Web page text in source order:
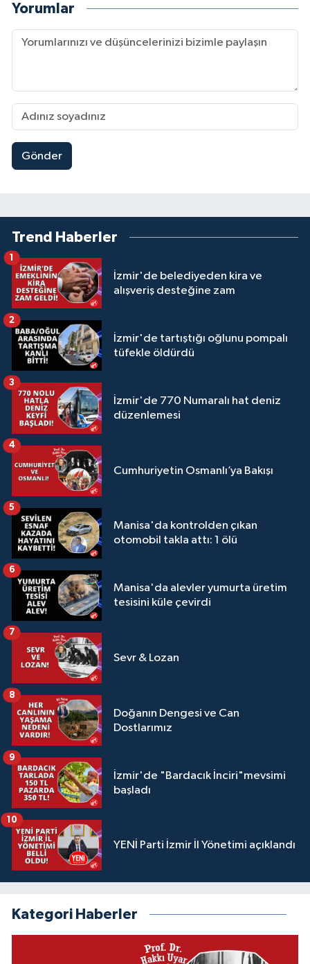
Yorumlar
Gönder
Trend Haberler
İzmir'de belediyeden kira ve
alışveriş desteğine zam
1
İzmir'de tartıştığı oğlunu pompalı
tüfekle öldürdü
2
İzmir'de 770 Numaralı hat deniz
düzenlemesi
3
Cumhuriyetin Osmanlı’ya Bakışı
4
Manisa'da kontrolden çıkan
otomobil takla attı: 1 ölü
5
Manisa'da alevler yumurta üretim
tesisini küle çevirdi
6
Sevr & Lozan
7
Doğanın Dengesi ve Can
Dostlarımız
8
İzmir'de "Bardacık İnciri"mevsimi
başladı
9
YENİ Parti İzmir İl Yönetimi açıklandı
10
Kategori Haberler